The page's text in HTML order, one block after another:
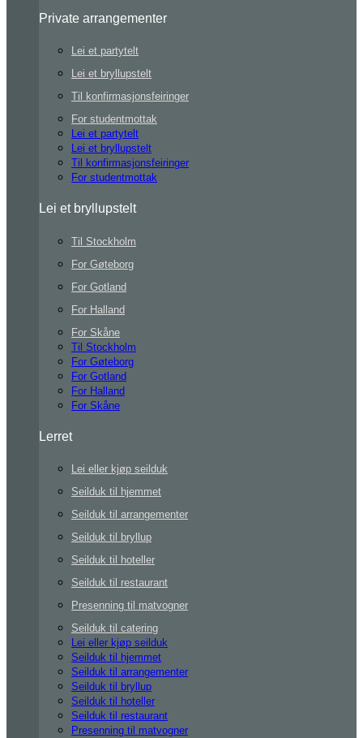
Private arrangementer
Lei et partytelt
Lei et bryllupstelt
Til konfirmasjonsfeiringer
For studentmottak
Lei et partytelt
Lei et bryllupstelt
Til konfirmasjonsfeiringer
For studentmottak
Lei et bryllupstelt
Til Stockholm
For Gøteborg
For Gotland
For Halland
For Skåne
Til Stockholm
For Gøteborg
For Gotland
For Halland
For Skåne
Lerret
Lei eller kjøp seilduk
Seilduk til hjemmet
Seilduk til arrangementer
Seilduk til bryllup
Seilduk til hoteller
Seilduk til restaurant
Presenning til matvogner
Seilduk til catering
Lei eller kjøp seilduk
Seilduk til hjemmet
Seilduk til arrangementer
Seilduk til bryllup
Seilduk til hoteller
Seilduk til restaurant
Presenning til matvogner